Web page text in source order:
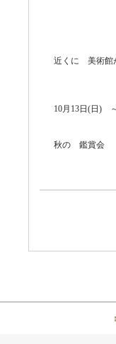
近くに 美術館
10月13日(日)
秋の 鑑賞会